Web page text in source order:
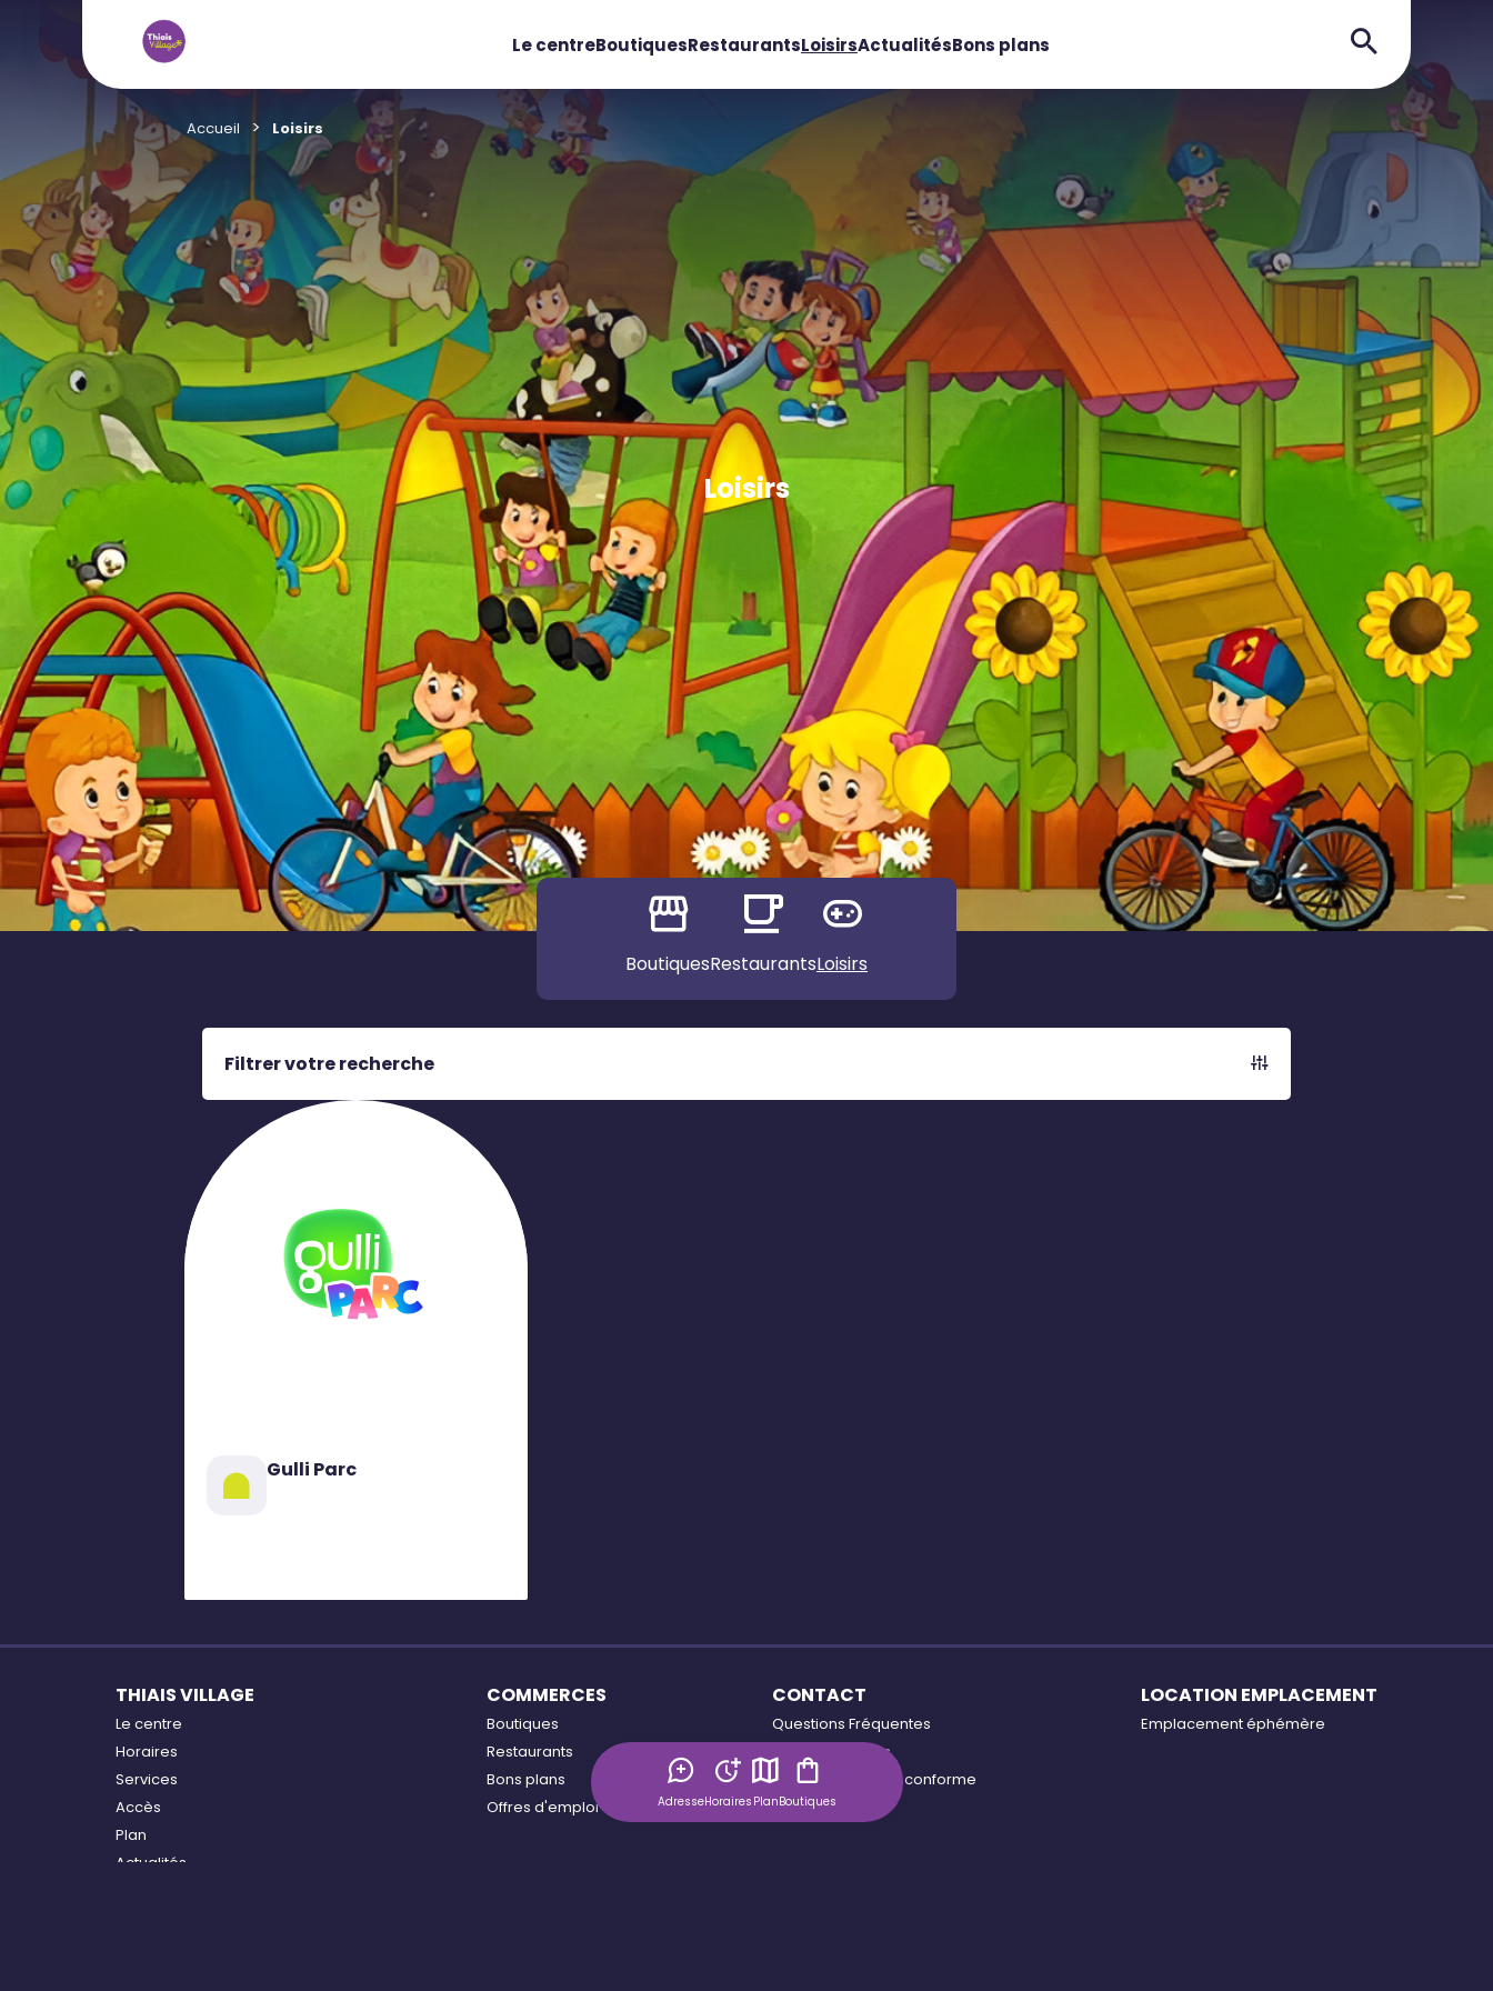
Le centreBoutiquesRestaurantsLoisirsActualitésBons plans
AdresseHoraires PlanBoutiques
Accueil Loisirs
Loisirs
BoutiquesRestaurantsLoisirs
Filtrer votre recherche
Gulli Parc
THIAIS VILLAGE
Le centre
Horaires
Services
Accès
Plan
Actualités
COMMERCES
Boutiques
Restaurants
Bons plans
Offres d'emploi
CONTACT
Questions Fréquentes
Contactez-nous
Accessibilité : non conforme
LOCATION EMPLACEMENT
Emplacement éphémère